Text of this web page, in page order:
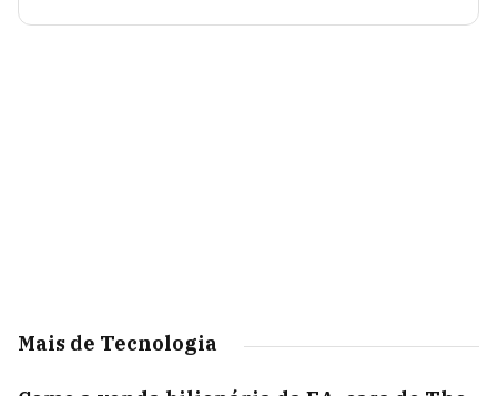
Mais de Tecnologia